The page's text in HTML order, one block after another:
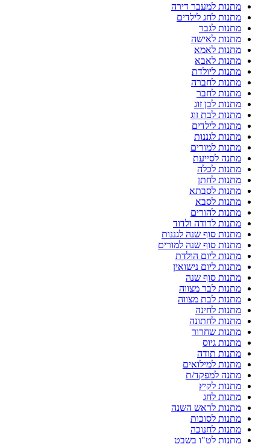
מתנות למעבר דירה
מתנות לחג לילדים
מתנות לגבר
מתנות לאישה
מתנות לאמא
מתנות לאבא
מתנות ליולדת
מתנות לחברה
מתנות לחבר
מתנות לבן זוג
מתנות לבת זוג
מתנות לילדים
מתנות לגננות
מתנות למורים
מתנה לסייעת
מתנות לכלה
מתנות לחתן
מתנות לסבתא
מתנות לסבא
מתנות להורים
מתנות לדודה ולדוד
מתנות סוף שנה לגננות
מתנות סוף שנה למורים
מתנות ליום הולדת
מתנות ליום נישואין
מתנות סוף שנה
מתנות לבר מצווה
מתנות לבת מצווה
מתנות לחינה
מתנות לחתונה
מתנות שחרור
מתנות גיוס
מתנות תודה
מתנות למילואים
מתנה למפקד/ת
מתנות לקיץ
מתנות לחג
מתנות לראש השנה
מתנות לסוכות
מתנות לחנוכה
מתנות לט"ו בשבט